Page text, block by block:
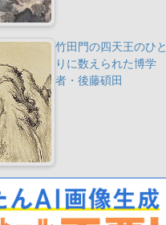
竹田門の四天王のひと
りに数えられた博学
者・後藤碩田